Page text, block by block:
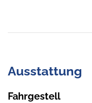
Ausstattung
Fahrgestell